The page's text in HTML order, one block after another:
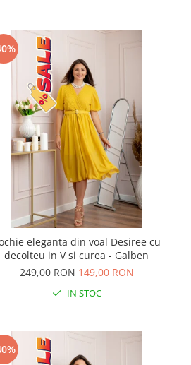
eleganta din voal Desiree cu
decolteu in V si curea - Galben
249,00 RON149,00 RON
IN STOC